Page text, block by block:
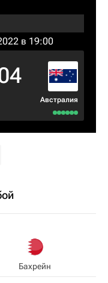
в 19:00
Австралия
Бахрейн